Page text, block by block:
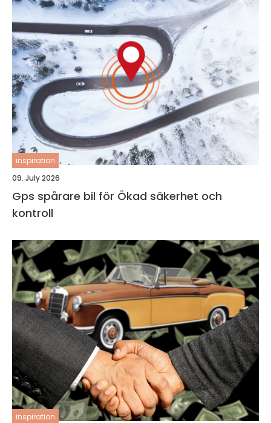
inspiration
09. July 2026
Gps spårare bil för Ökad säkerhet och
kontroll
inspiration